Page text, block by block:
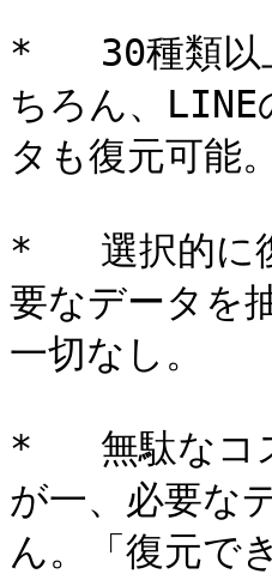
*   30種類以
ちろん、LINE
タも復元可能
*   選択的に
要なデータを
一切なし。
*   無駄なコ
が一、必要な
ん。「復元で